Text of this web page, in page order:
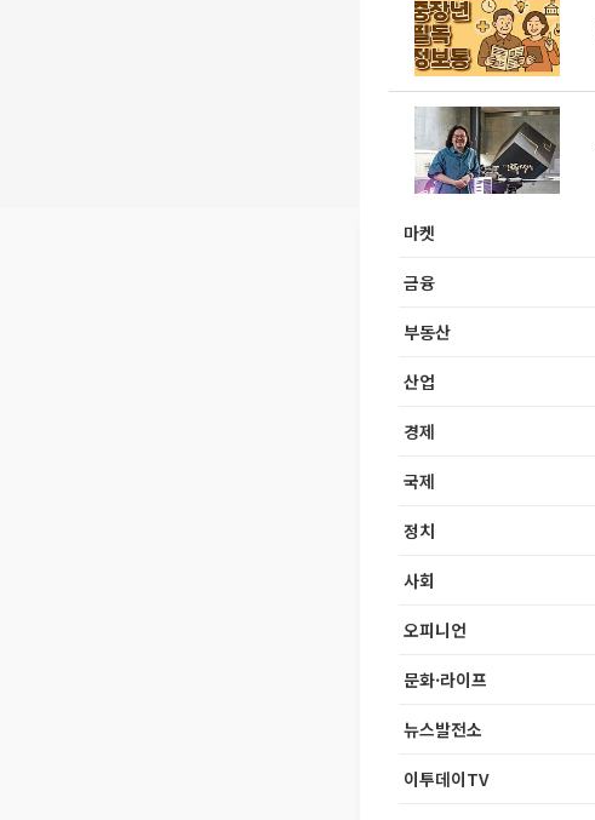
마켓
금융
부동산
산업
경제
국제
정치
사회
오피니언
문화·라이프
뉴스발전소
이투데이TV